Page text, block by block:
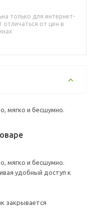
только для интернет-
отличаться от цен в
мягко и бесшумно.
мягко и бесшумно.
удобный доступ к
закрывается